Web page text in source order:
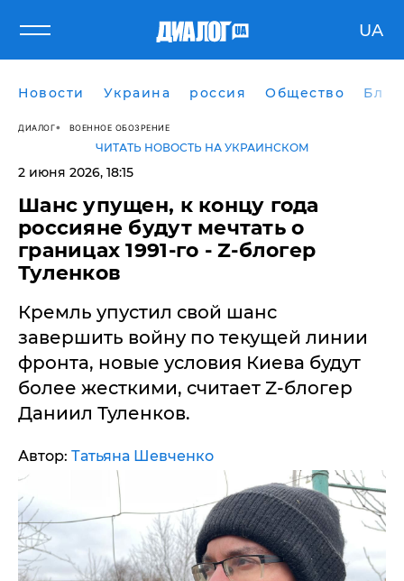
UA
Новости Украина россия Общество
ДИАЛОГ ВОЕННОЕ ОБОЗРЕНИЕ
ЧИТАТЬ НОВОСТЬ НА УКРАИНСКОМ
2 июня 2026, 18:15
​Шанс упущен, к концу года
россияне будут мечтать о
границах 1991-го - Z-блогер
Туленков
Кремль упустил свой шанс
завершить войну по текущей линии
фронта, новые условия Киева будут
более жесткими, считает Z-блогер
Даниил Туленков.
Автор: Татьяна Шевченко